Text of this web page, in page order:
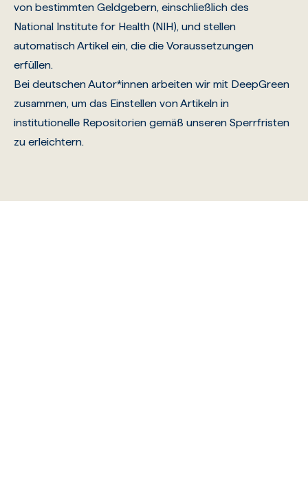
von bestimmten Geldgebern, einschließlich des
National Institute for Health (NIH), und stellen
automatisch Artikel ein, die die Voraussetzungen
erfüllen.
Bei deutschen Autor*innen arbeiten wir mit DeepGreen
zusammen, um das Einstellen von Artikeln in
institutionelle Repositorien gemäß unseren Sperrfristen
zu erleichtern.